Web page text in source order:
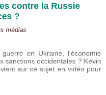
contre la Russie
?
médias
en Ukraine, l'économie
sanctions occidentales ? Kévin
sur ce sujet en vidéo pour